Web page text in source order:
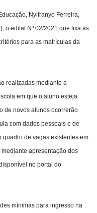
Nylfranyo Ferreira,
o edital Nº 02/2021 que fixa as
para as matrículas da
realizadas mediante a
em que o aluno esteja
de novos alunos ocorrerão
com dados pessoais e de
de vagas existentes em
apresentação dos
no portal do
mínimas para ingresso na